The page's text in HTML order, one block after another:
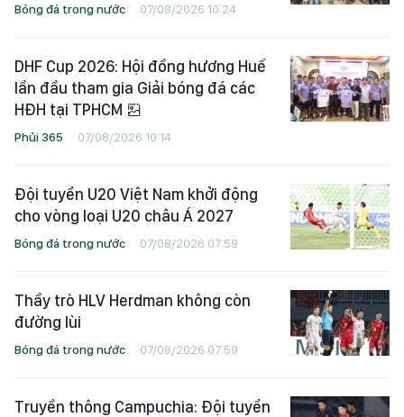
Bóng đá trong nước 07/08/2026 10:24
DHF Cup 2026: Hội đồng hương Huế
lần đầu tham gia Giải bóng đá các
HĐH tại TPHCM
Phủi 365 07/08/2026 10:14
Đội tuyển U20 Việt Nam khởi động
cho vòng loại U20 châu Á 2027
Bóng đá trong nước 07/08/2026 07:59
Thầy trò HLV Herdman không còn
đường lùi
Bóng đá trong nước 07/08/2026 07:59
Truyền thông Campuchia: Đội tuyển